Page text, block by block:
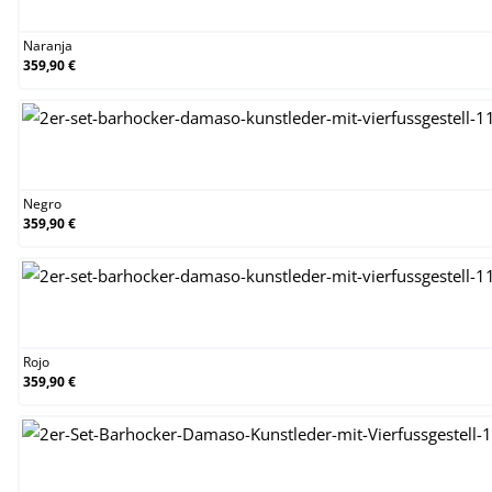
Naranja
359,90 €
Negro
359,90 €
Rojo
359,90 €